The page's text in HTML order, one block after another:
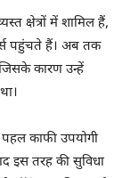
क्षेत्रों में शामिल हैं,
पहुंचते हैं। अब तक
कारण उन्हें
काफी उपयोगी
इस तरह की सुविधा